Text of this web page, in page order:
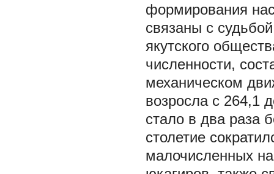
формирования
связаны с
якутского
численности,
механическом
возросла с 264,1
стало в два раза
столетие
малочисленных